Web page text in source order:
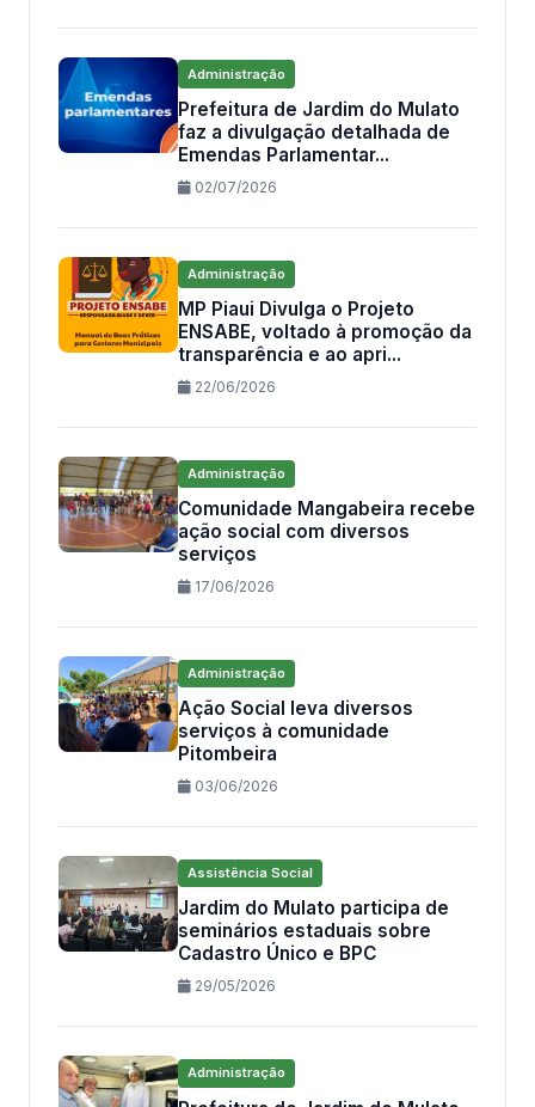
Administração
Prefeitura de Jardim do Mulato
faz a divulgação detalhada de
Emendas Parlamentar...
02/07/2026
Administração
MP Piaui Divulga o Projeto
ENSABE, voltado à promoção da
transparência e ao apri...
22/06/2026
Administração
Comunidade Mangabeira recebe
ação social com diversos
serviços
17/06/2026
Administração
Ação Social leva diversos
serviços à comunidade
Pitombeira
03/06/2026
Assistência Social
Jardim do Mulato participa de
seminários estaduais sobre
Cadastro Único e BPC
29/05/2026
Administração